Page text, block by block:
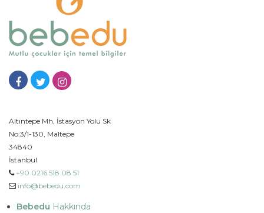
Altıntepe Mh, İstasyon Yolu Sk
No:3/1-130, Maltepe
34840
İstanbul
+90 0216 518 08 51
info@bebedu.com
Bebedu Hakkında